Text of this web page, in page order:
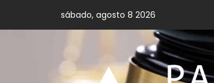
content
sábado, agosto 8 2026